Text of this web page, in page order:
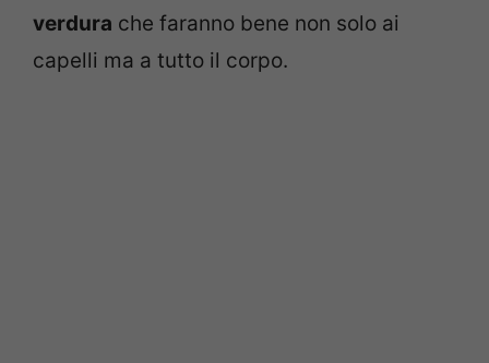
verdura che faranno bene non solo ai
capelli ma a tutto il corpo.